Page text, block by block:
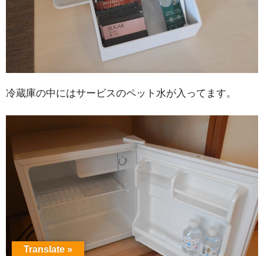
冷蔵庫の中にはサービスのペット水が入ってます。
Translate »